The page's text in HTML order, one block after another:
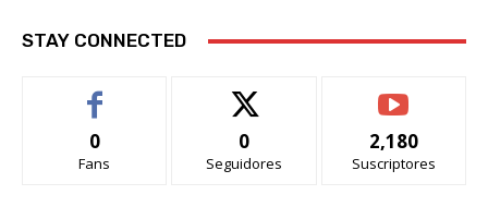
STAY CONNECTED
0
Fans
0
Seguidores
2,180
Suscriptores